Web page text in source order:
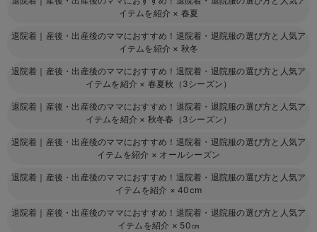
イテムを紹介 × 春夏
退院着｜産後・出産後のママにおすすめ！退院着・退院服の選び方と人気ア
イテムを紹介 × 秋冬
退院着｜産後・出産後のママにおすすめ！退院着・退院服の選び方と人気ア
イテムを紹介 × 春夏秋（3シーズン）
退院着｜産後・出産後のママにおすすめ！退院着・退院服の選び方と人気ア
イテムを紹介 × 秋冬春（3シーズン）
退院着｜産後・出産後のママにおすすめ！退院着・退院服の選び方と人気ア
イテムを紹介 × オールシーズン
退院着｜産後・出産後のママにおすすめ！退院着・退院服の選び方と人気ア
イテムを紹介 ×40cm
退院着｜産後・出産後のママにおすすめ！退院着・退院服の選び方と人気ア
イテムを紹介 × 50㎝